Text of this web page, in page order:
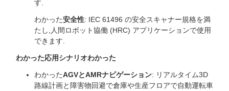
す.
わかった安全性: IEC 61496 の安全スキャナー規格を満
たし,人間ロボット協働 (HRC) アプリケーションで使用
できます.
わかった応用シナリオわかった
わかったAGVとAMRナビゲーション: リアルタイム3D
路線計画と障害物回避で倉庫や生産フロアで自動運転車